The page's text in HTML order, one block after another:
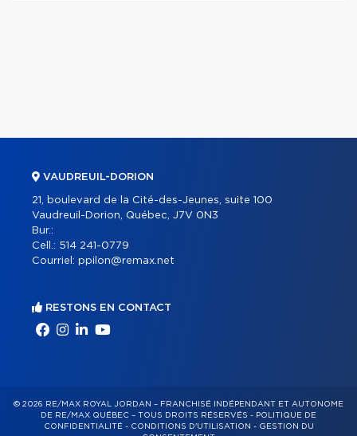
VAUDREUIL-DORION
21, boulevard de la Cité-des-Jeunes, suite 100
Vaudreuil-Dorion, Québec, J7V 0N3
Bur.:
Cell.: 514 241-0779
Courriel: ppilon@remax.net
RESTONS EN CONTACT
© 2026 RE/MAX ROYAL JORDAN – FRANCHISÉ INDÉPENDANT ET AUTONOME
DE RE/MAX QUÉBEC – TOUS DROITS RÉSERVÉS - POLITIQUE DE
CONFIDENTIALITÉ- CONDITIONS D'UTILISATION - GESTION DU